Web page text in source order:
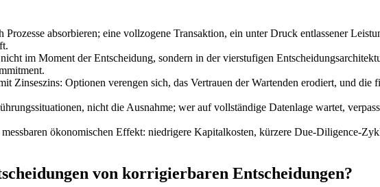
absorbieren; eine vollzogene Transaktion, ein unter Druck entlassener
im Moment der Entscheidung, sondern in der vierstufigen
Zinseszins: Optionen verengen sich, das Vertrauen der Wartenden erodiert, und
nicht die Ausnahme; wer auf vollständige Datenlage wartet,
ökonomischen Effekt: niedrigere Kapitalkosten, kürzere Due-Diligence-
von korrigierbaren Entscheidungen?